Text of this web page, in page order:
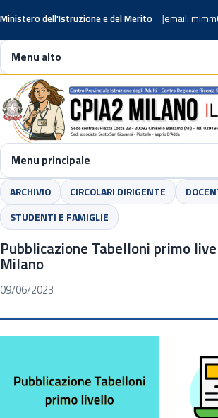
Ministero dell'Istruzione e del Merito email:
Menu alto
Menu principale
ARCHIVIO CIRCOLARI DIRIGENTE
STUDENTI E FAMIGLIE
Pubblicazione Tabelloni primo
Milano
09/06/2023